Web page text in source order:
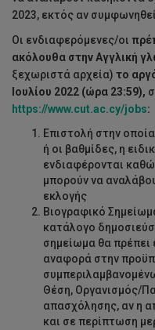
2023, εκτός αν
Οι ενδιαφερόμενες/οι
ακόλουθα στην Αγγλική
ξεχωριστά αρχεία) το
Ιουλίου 2022 (ώρα 23:59),
https://www.cut.ac.cy/jobs:
Επιστολή στην
ή οι βαθμίδες, η
ενδιαφέρονται
μπορούν να
εκλογής
Βιογραφικό
κατάλογο
σημείωμα θα πρέπει
αναφορά στην
Θέση, Οργανισμός/
απασχόλησης, αν η
και σε περίπτωση